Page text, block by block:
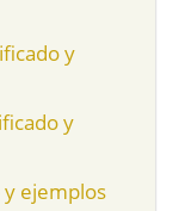
y
y
y ejemplos